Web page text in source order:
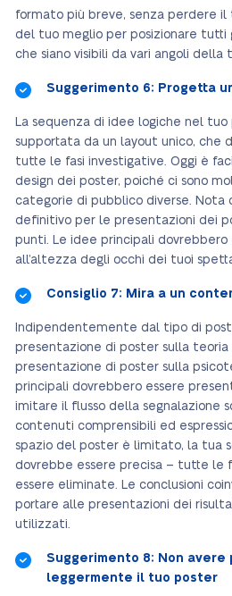
formato più breve, senza perdere il
del tuo meglio per posizionare tutti
che siano visibili da vari angoli della
Suggerimento 6: Progetta
La sequenza di idee logiche nel tuo
supportata da un layout unico, che
tutte le fasi investigative. Oggi è
design dei poster, poiché ci sono
categorie di pubblico diverse. Nota
definitivo per le presentazioni dei
punti. Le idee principali dovrebbero
all’altezza degli occhi dei tuoi
Consiglio 7: Mira a un
Indipendentemente dal tipo di
presentazione di poster sulla teoria
presentazione di poster sulla
principali dovrebbero essere
imitare il flusso della segnalazione
contenuti comprensibili ed
spazio del poster è limitato, la tua
dovrebbe essere precisa – tutte le
essere eliminate. Le conclusioni
portare alle presentazioni dei
utilizzati.
Suggerimento 8: Non avere
leggermente il tuo poster